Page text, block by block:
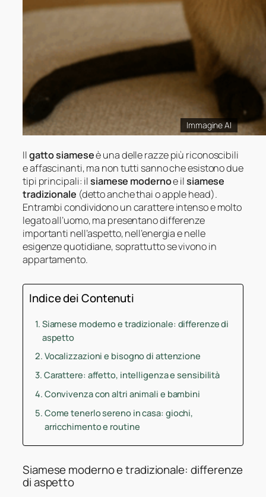
Immagine AI
Ilgatto siameseè una delle razze più riconoscibili
e affascinanti, ma non tutti sanno che esistono due
tipi principali: ilsiamese modernoe ilsiamese
tradizionale (detto anche thai o apple head).
Entrambi condividono un carattere intenso e molto
legato all’uomo, ma presentano differenze
importanti nell’aspetto, nell’energia e nelle
esigenze quotidiane, soprattutto se vivono in
appartamento.
Indice dei Contenuti
Siamese moderno e tradizionale: differenze di
aspetto
Vocalizzazioni e bisogno di attenzione
Carattere: affetto, intelligenza e sensibilità
Convivenza con altri animali e bambini
Come tenerlo sereno in casa: giochi,
arricchimento e routine
Siamese moderno e tradizionale: differenze
di aspetto